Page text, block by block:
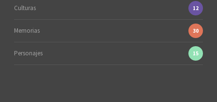
Culturas 12
Memorias 30
Personajes 15